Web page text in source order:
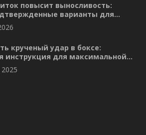
повысит выносливость:
варианты для
крученый удар в боксе:
инструкция для максимальной